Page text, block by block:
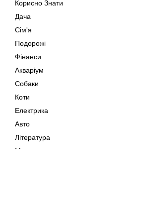
Корисно Знати
Дача
Сім'я
Подорожі
Фінанси
Акваріум
Собаки
Коти
Електрика
Авто
Література
Музика